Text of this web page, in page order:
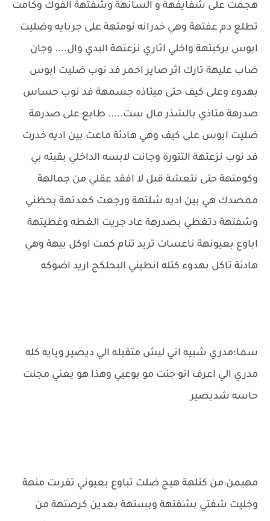
هجمت على شفايفهة و السانهة وشفتهة الفوك وكامت
تطلع دم عفتهة وهي خدرانه نومتهة على جربايه وضليت
ابوس بركبتهة واخلي اثاري نزعتهة البدي وال.... وجان
ضاب عليهة تارك اثر صاير احمر فد نوب ضليت ابوس
بهدوء وعلى كيف حتى ميتاذه جسمهة فد نوب حساس
صدرهة متاذي بالشذر مال ست..... طابع على صدرهة
ضليت ابوس على كيف وهي هادئة ماعت بين اديه خدرت
فد نوب نزعتهة التنورة وجانت لابسه الداخلي بقيته بي
وكومتهة حتى نتعشة قبل لا افقد عقلي من جمالهة
ممصدك هي بين اديه شلتهة ورجعت كعدتهة بحظني
وشفتهة دتغطي بصدرهة عاد جريت الغطه وغطيتهة
اباوع بعيونهة ناعسات تريد تنام كمت اوكل بيهة وهي
هادئة تاكل بهدوء كتله انطيني البحلكج اريد اضوكه
سما؛مدري شبيه اني ليش متقبله الي ديصير ويايه كله
مدري الي اعرف انو جنت مو بوعيي وهذا هو يعني مجنت
حاسه شديصير
مهيمن:من كتلهة هيج ضلت تباوع بعيوني تقربت منهة
وخليت شفتي بشفتهة وبستهة بعدين كرصتهة من